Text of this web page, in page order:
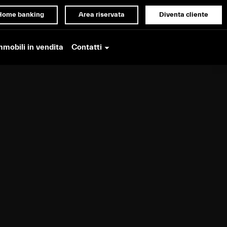
banking Area riservata Diventa cliente
in vendita Contatti